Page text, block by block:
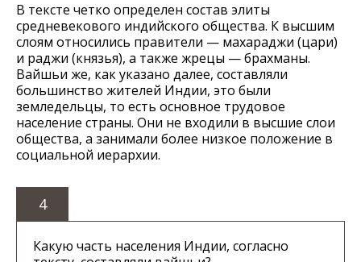
В тексте четко определен состав элиты
средневекового индийского общества. К высшим
слоям относились правители — махараджи (цари)
и раджи (князья), а также жрецы — брахманы.
Вайшьи же, как указано далее, составляли
большинство жителей Индии, это были
земледельцы, то есть основное трудовое
население страны. Они не входили в высшие слои
общества, а занимали более низкое положение в
социальной иерархии.
4
Какую часть населения Индии, согласно